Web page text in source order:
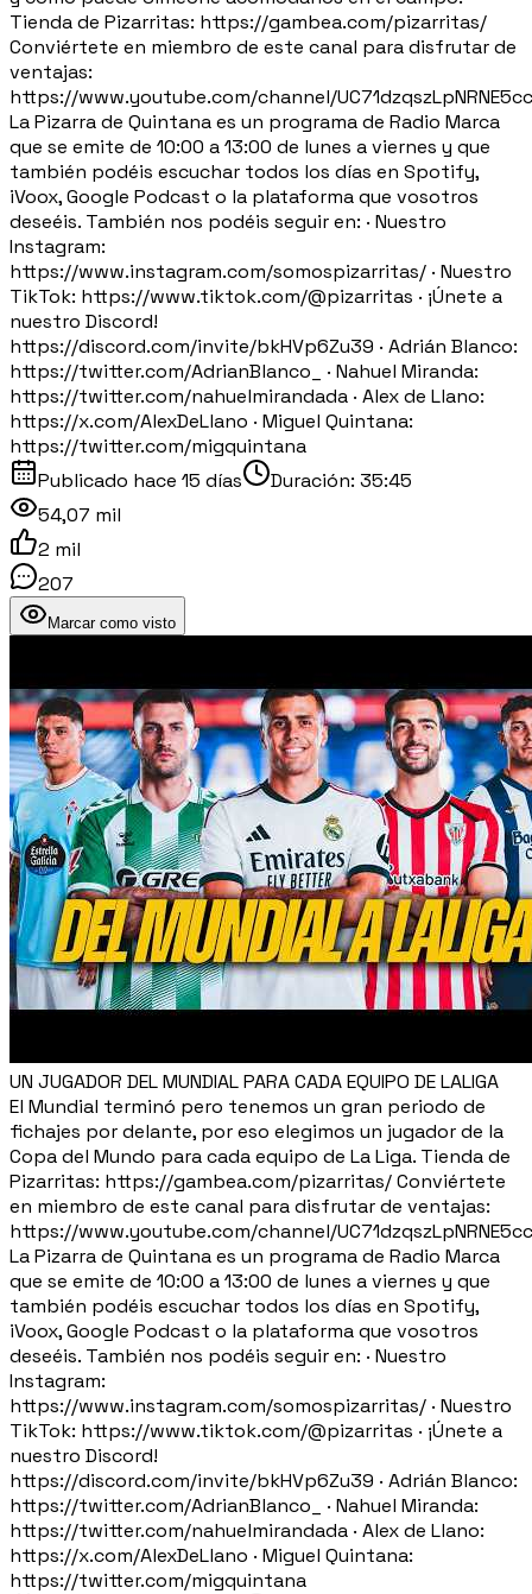
Tienda de Pizarritas: https://gambea.com/pizarritas/
Conviértete en miembro de este canal para disfrutar de
ventajas:
https://www.youtube.com/channel/
La Pizarra de Quintana es un programa de Radio Marca
que se emite de 10:00 a 13:00 de lunes a viernes y que
también podéis escuchar todos los días en Spotify,
iVoox, Google Podcast o la plataforma que vosotros
deseéis. También nos podéis seguir en: · Nuestro
Instagram:
https://www.instagram.com/somospizarritas/ · Nuestro
TikTok: https://www.tiktok.com/@pizarritas · ¡Únete a
nuestro Discord!
https://discord.com/invite/bkHVp6Zu39 · Adrián Blanco:
https://twitter.com/AdrianBlanco_ · Nahuel Miranda:
https://twitter.com/nahuelmirandada · Alex de Llano:
https://x.com/AlexDeLlano · Miguel Quintana:
https://twitter.com/migquintana
Publicado hace 15 días Duración: 35:45
54,07 mil
2 mil
207
Marcar como visto
UN JUGADOR DEL MUNDIAL PARA CADA EQUIPO DE LALIGA
El Mundial terminó pero tenemos un gran periodo de
fichajes por delante, por eso elegimos un jugador de la
Copa del Mundo para cada equipo de La Liga. Tienda de
Pizarritas: https://gambea.com/pizarritas/ Conviértete
en miembro de este canal para disfrutar de ventajas:
https://www.youtube.com/channel/
La Pizarra de Quintana es un programa de Radio Marca
que se emite de 10:00 a 13:00 de lunes a viernes y que
también podéis escuchar todos los días en Spotify,
iVoox, Google Podcast o la plataforma que vosotros
deseéis. También nos podéis seguir en: · Nuestro
Instagram:
https://www.instagram.com/somospizarritas/ · Nuestro
TikTok: https://www.tiktok.com/@pizarritas · ¡Únete a
nuestro Discord!
https://discord.com/invite/bkHVp6Zu39 · Adrián Blanco:
https://twitter.com/AdrianBlanco_ · Nahuel Miranda:
https://twitter.com/nahuelmirandada · Alex de Llano:
https://x.com/AlexDeLlano · Miguel Quintana:
https://twitter.com/migquintana